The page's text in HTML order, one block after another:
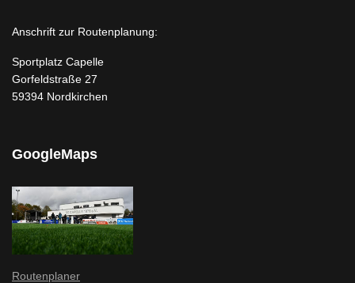
Anschrift zur Routenplanung:
Sportplatz Capelle
Gorfeldstraße 27
59394 Nordkirchen
GoogleMaps
Routenplaner